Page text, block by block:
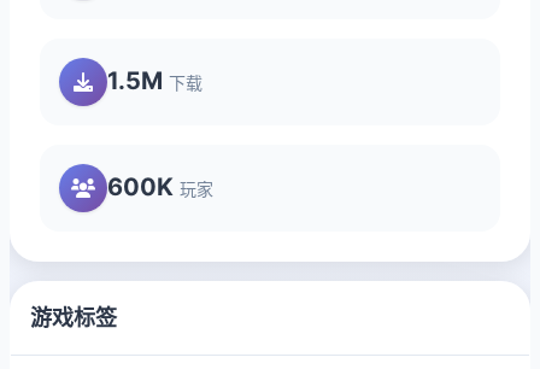
1.5M 下载
600K 玩家
游戏标签